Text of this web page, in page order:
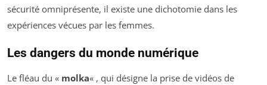
sécurité omniprésente, il existe une dichotomie dans les
expériences vécues par les femmes.
Les dangers du monde numérique
Le fléau du « molka« , qui désigne la prise de vidéos de